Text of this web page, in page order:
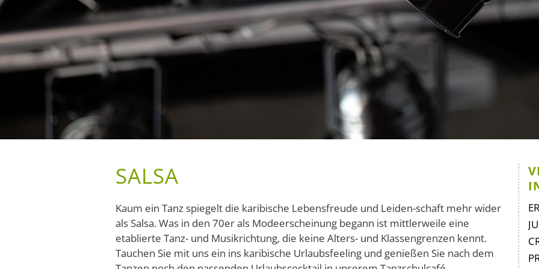
SALSA
Kaum ein Tanz spiegelt die karibische Lebensfreude und Leiden-schaft mehr wider
als Salsa. Was in den 70er als Modeerscheinung begann ist mittlerweile eine
etablierte Tanz- und Musikrichtung, die keine Alters- und Klassengrenzen kennt.
Tauchen Sie mit uns ein ins karibische Urlaubsfeeling und genießen Sie nach dem